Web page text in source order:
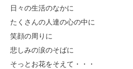
日々の生活のなかに
たくさんの人達の心の中に
笑顔の周りに
悲しみの涙のそばに
そっとお花をそえて・・・